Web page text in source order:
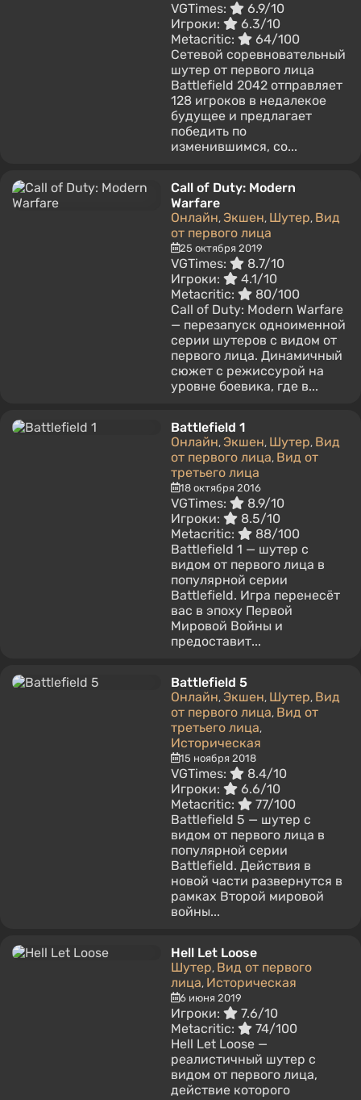
VGTimes:
6.9/10
Игроки:
6.3/10
Metacritic:
64/100
Сетевой соревновательный
шутер от первого лица
Battlefield 2042 отправляет
128 игроков в недалекое
будущее и предлагает
победить по
изменившимся, со...
Call of Duty: Modern
Warfare
Онлайн, Экшен, Шутер, Вид
от первого лица
25 октября 2019
VGTimes:
8.7/10
Игроки:
4.1/10
Metacritic:
80/100
Call of Duty: Modern Warfare
— перезапуск одноименной
серии шутеров с видом от
первого лица. Динамичный
сюжет с режиссурой на
уровне боевика, где в...
Battlefield 1
Онлайн, Экшен, Шутер, Вид
от первого лица, Вид от
третьего лица
18 октября 2016
VGTimes:
8.9/10
Игроки:
8.5/10
Metacritic:
88/100
Battlefield 1 — шутер с
видом от первого лица в
популярной серии
Battlefield. Игра перенесёт
вас в эпоху Первой
Мировой Войны и
предоставит...
Battlefield 5
Онлайн, Экшен, Шутер, Вид
от первого лица, Вид от
третьего лица,
Историческая
15 ноября 2018
VGTimes:
8.4/10
Игроки:
6.6/10
Metacritic:
77/100
Battlefield 5 — шутер с
видом от первого лица в
популярной серии
Battlefield. Действия в
новой части развернутся в
рамках Второй мировой
войны...
Hell Let Loose
Шутер, Вид от первого
лица, Историческая
6 июня 2019
Игроки:
7.6/10
Metacritic:
74/100
Hell Let Loose —
реалистичный шутер с
видом от первого лица,
действие которого